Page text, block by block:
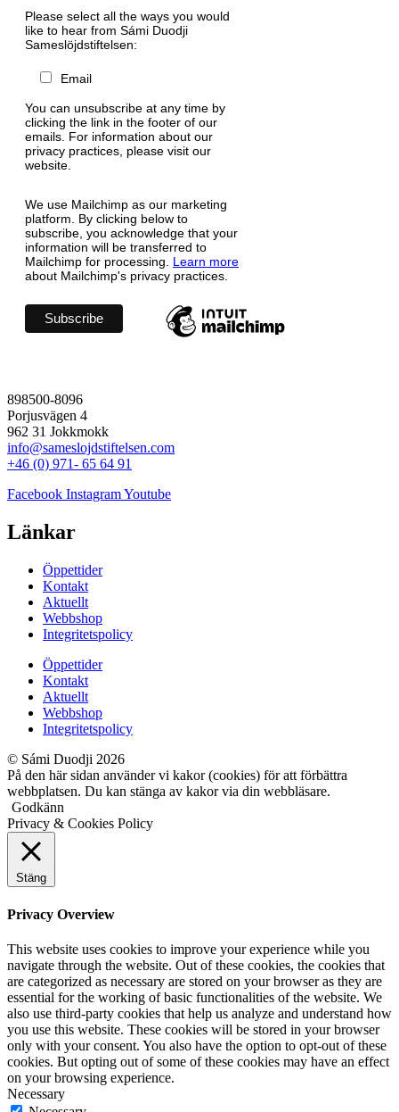
Please select all the ways you would
like to hear from Sámi Duodji
Sameslöjdstiftelsen:
Email
You can unsubscribe at any time by
clicking the link in the footer of our
emails. For information about our
privacy practices, please visit our
website.
We use Mailchimp as our marketing
platform. By clicking below to
subscribe, you acknowledge that your
information will be transferred to
Mailchimp for processing. Learn more
about Mailchimp's privacy practices.
898500-8096
Porjusvägen 4
962 31 Jokkmokk
info@sameslojdstiftelsen.com
+46 (0) 971- 65 64 91
Facebook InstagramYoutube
Länkar
Öppettider
Kontakt
Aktuellt
Webbshop
Integritetspolicy
Öppettider
Kontakt
Aktuellt
Webbshop
Integritetspolicy
© Sámi Duodji 2026
På den här sidan använder vi kakor (cookies) för att förbättra
webbplatsen. Du kan stänga av kakor via din webbläsare.
Godkänn
Privacy & Cookies Policy
Stäng
Privacy Overview
This website uses cookies to improve your experience while you
navigate through the website. Out of these cookies, the cookies that
are categorized as necessary are stored on your browser as they are
essential for the working of basic functionalities of the website. We
also use third-party cookies that help us analyze and understand how
you use this website. These cookies will be stored in your browser
only with your consent. You also have the option to opt-out of these
cookies. But opting out of some of these cookies may have an effect
on your browsing experience.
Necessary